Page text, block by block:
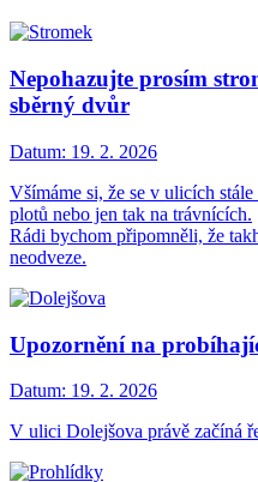
Nepohazujte prosím
sběrný dvůr
Datum: 19. 2. 2026
Všímáme si, že se v ulicích
plotů nebo jen tak na trávnících.
Rádi bychom připomněli, že
neodveze.
Upozornění na
Datum: 19. 2. 2026
V ulici Dolejšova právě začíná